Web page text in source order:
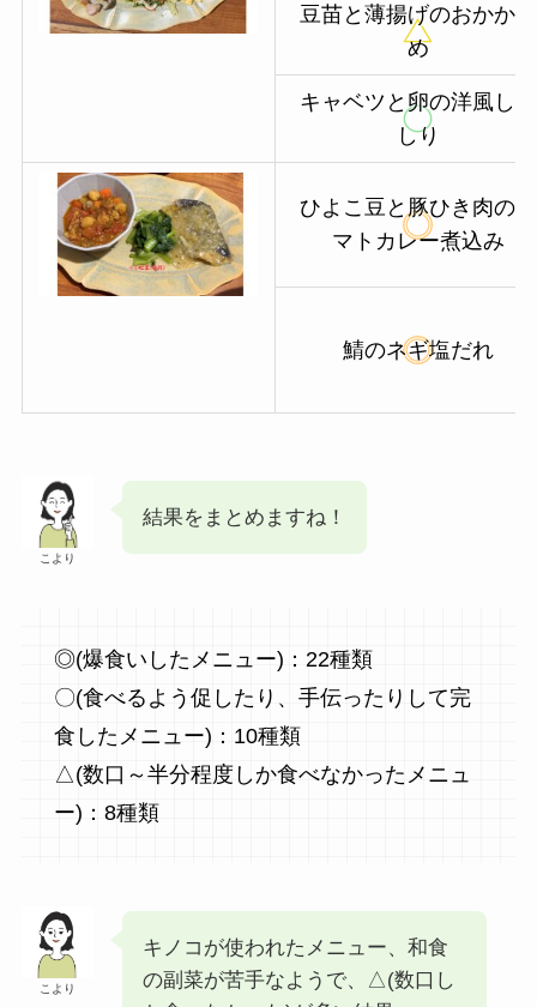
豆苗と薄揚げのおかか炒
め
キャベツと卵の洋風しり
しり
ひよこ豆と豚ひき肉のト
マトカレー煮込み
鯖のネギ塩だれ
こより
結果をまとめますね！
◎(爆食いしたメニュー)：22種類
〇(食べるよう促したり、手伝ったりして完
食したメニュー)：10種類
△(数口～半分程度しか食べなかったメニュ
ー)：8種類
こより
キノコが使われたメニュー、和食
の副菜が苦手なようで、△(数口し